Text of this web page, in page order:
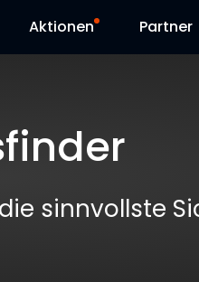
Aktionen
Reolink Day
Partner
sinnvollste